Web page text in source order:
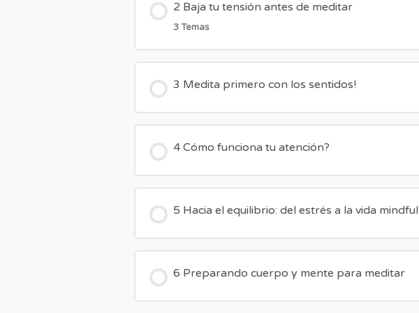
2 Baja tu tensión antes de meditar
3 Temas
2.1 Relajación Jacobson
2.3 Relajación entreno aceptación
3 Medita primero con los sentidos!
4 Cómo funciona tu atención?
5 Hacia el equilibrio: del estrés a la vida mindful
6 Preparando cuerpo y mente para meditar